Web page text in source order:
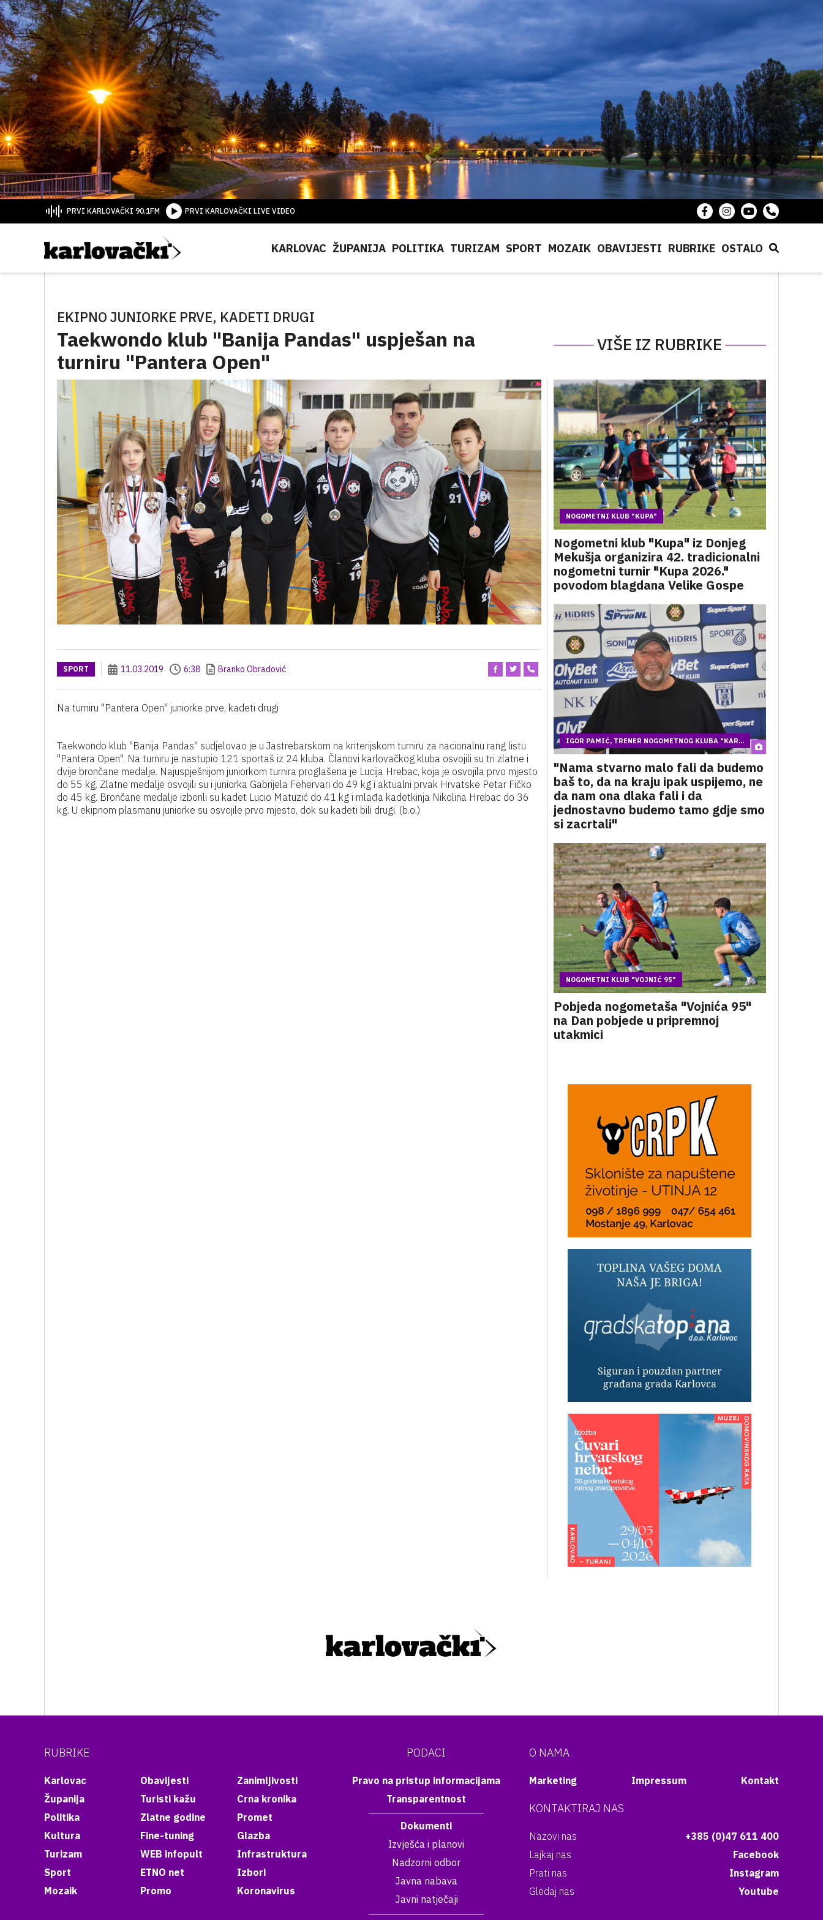
PRVI KARLOVAČKI 90.1FM PRVI KARLOVAČKI LIVE VIDEO
KARLOVAC ŽUPANIJA POLITIKA TURIZAM SPORT MOZAIK OBAVIJESTI RUBRIKE OSTALO
EKIPNO JUNIORKE PRVE, KADETI DRUGI
Taekwondo klub "Banija Pandas" uspješan na
turniru "Pantera Open"
VIŠE IZ RUBRIKE
SPORT 11.03.2019 6:38 Branko Obradović
Na turniru "Pantera Open" juniorke prve, kadeti drugi
Taekwondo klub "Banija Pandas" sudjelovao je u Jastrebarskom na kriterijskom turniru za nacionalnu rang listu
"Pantera Open". Na turniru je nastupio 121 sportaš iz 24 kluba. Članovi karlovačkog kluba osvojili su tri zlatne i
dvije brončane medalje. Najuspješnijom juniorkom turnira proglašena je Lucija Hrebac, koja je osvojila prvo mjesto
do 55 kg. Zlatne medalje osvojili su i juniorka Gabrijela Fehervari do 49 kg i aktualni prvak Hrvatske Petar Fičko
do 45 kg. Brončane medalje izborili su kadet Lucio Matuzić do 41 kg i mlađa kadetkinja Nikolina Hrebac do 36
kg. U ekipnom plasmanu juniorke su osvojile prvo mjesto, dok su kadeti bili drugi. (b.o.)
NOGOMETNI KLUB "KUPA"
Nogometni klub "Kupa" iz Donjeg
Mekušja organizira 42. tradicionalni
nogometni turnir "Kupa 2026."
povodom blagdana Velike Gospe
IGOR PAMIĆ, TRENER NOGOMETNOG KLUBA "KAR...
"Nama stvarno malo fali da budemo
baš to, da na kraju ipak uspijemo, ne
da nam ona dlaka fali i da
jednostavno budemo tamo gdje smo
si zacrtali"
NOGOMETNI KLUB "VOJNIĆ 95"
Pobjeda nogometaša "Vojnića 95"
na Dan pobjede u pripremnoj
utakmici
RUBRIKE
Karlovac
Županija
Politika
Kultura
Turizam
Sport
Mozaik
Obavijesti
Turisti kažu
Zlatne godine
Fine-tuning
WEB infopult
ETNO net
Promo
Zanimljivosti
Crna kronika
Promet
Glazba
Infrastruktura
Izbori
Koronavirus
PODACI
Pravo na pristup informacijama
Transparentnost
Dokumenti
Izvješća i planovi
Nadzorni odbor
Javna nabava
Javni natječaji
O NAMA
Marketing Impressum Kontakt
KONTAKTIRAJ NAS
Nazovi nas
+385 (0)47 611 400
Lajkaj nas
Facebook
Prati nas
Instagram
Gledaj nas
Youtube